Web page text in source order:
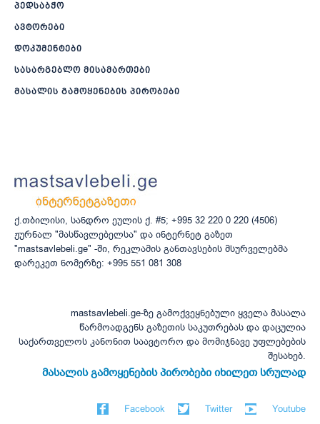
პედსაბჭო
ავტორები
დოკუმენტები
სასარგებლო მისამართები
მასალის გამოყენების პირობები
ქ.თბილისი, სანდრო ეულის ქ. #5; +995 32 220 0 220 (4506)
ჟურნალ "მასწავლებელსა" და ინტერნეტ გაზეთ
"mastsavlebeli.ge" -ში, რეკლამის განთავსების მსურველებმა
დარეკეთ ნომერზე: +995 551 081 308
mastsavlebeli.ge-ზე გამოქვეყნებული ყველა მასალა
წარმოადგენს გაზეთის საკუთრებას და დაცულია
საქართველოს კანონით საავტორო და მომიჯნავე უფლებების
შესახებ.
მასალის გამოყენების პირობები იხილეთ სრულად
Facebook Twitter Youtube